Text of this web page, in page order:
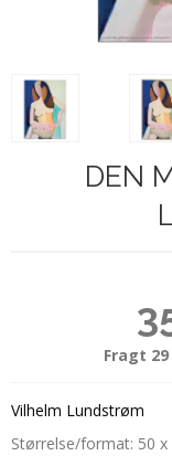
DEN
Fragt
Vilhelm Lundstrøm
Størrelse/format: 50